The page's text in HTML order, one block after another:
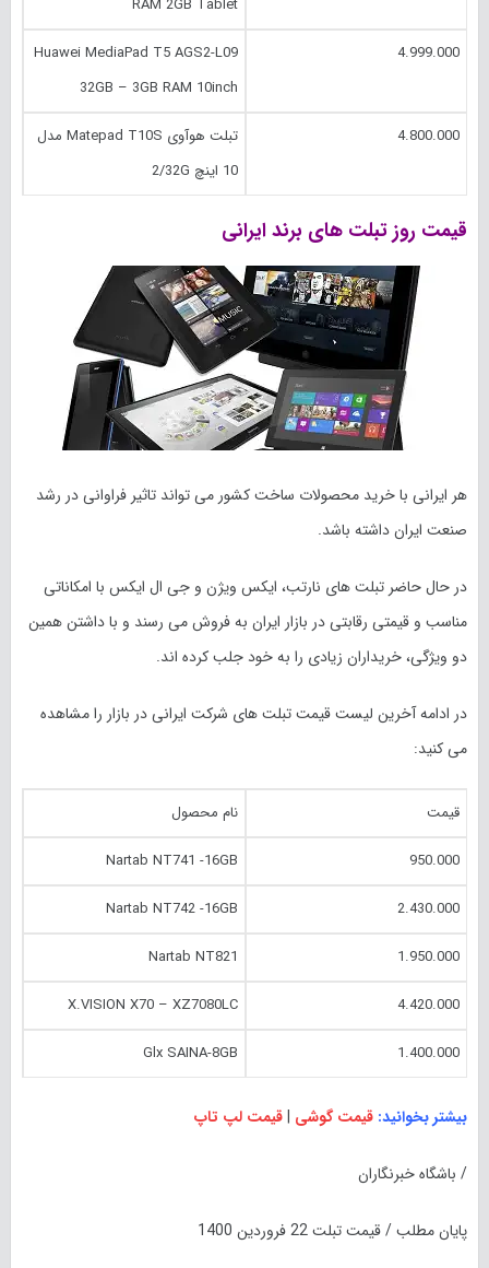
RAM 2GB Tablet
4.999.000
Huawei MediaPad T5 AGS2-L09
32GB – 3GB RAM 10inch
4.800.000
تبلت هوآوی Matepad T10S مدل
10 اینچ 2/32G
قیمت روز تبلت های برند‌ ایرانی
هر ایرانی با خرید محصولات ساخت کشور می تواند تاثیر فراوانی در رشد
صنعت ایران داشته باشد.
در حال حاضر تبلت های نارتب، ایکس ویژن و جی ال ایکس با امکاناتی
مناسب و قیمتی رقابتی در بازار ایران به فروش می رسند و با داشتن همین
دو ویژگی، خریداران زیادی را به خود جلب کرده اند.
در ادامه آخرین لیست قیمت تبلت های شرکت ایرانی در بازار را مشاهده
می کنید:
قیمت نام محصول
950.000
Nartab NT741 -16GB
2.430.000
Nartab NT742 -16GB
1.950.000
Nartab NT821
4.420.000
X.VISION X70 – XZ7080LC
1.400.000
Glx SAINA-8GB
بیشتر بخوانید: قیمت گوشی |قیمت لپ تاپ
/ باشگاه خبرنگاران
پایان مطلب / قیمت تبلت 22 فروردین 1400